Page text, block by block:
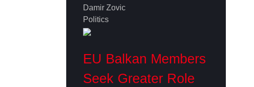
Damir Zovic
Politics
EU Balkan Members
Seek Greater Role